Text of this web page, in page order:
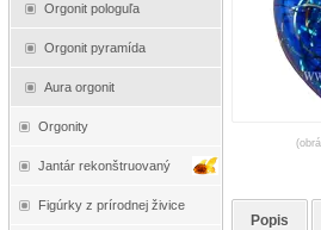
Orgonit pologuľa
Orgonit pyramída
Aura orgonit
Orgonity
Jantár rekonštruovaný
Figúrky z prírodnej živice
Popis